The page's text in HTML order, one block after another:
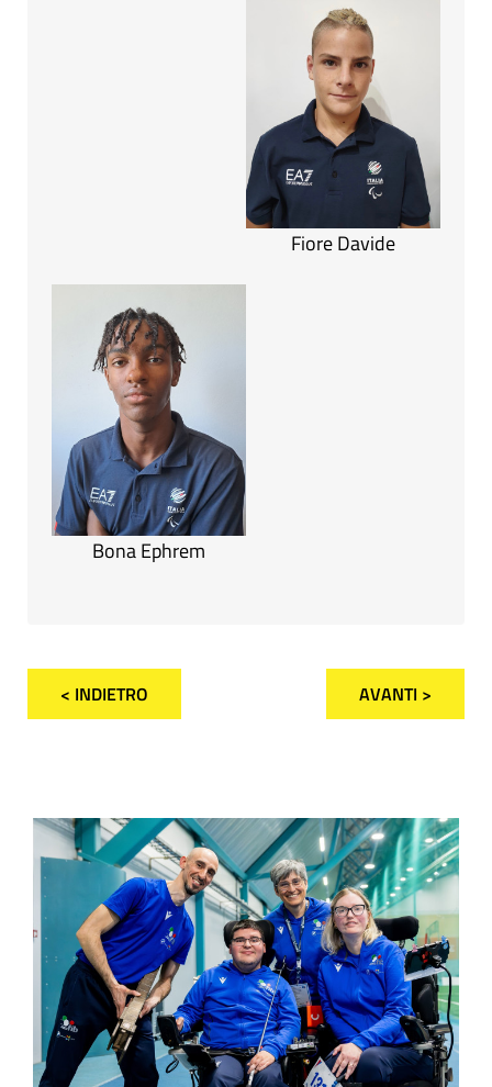
Fiore Davide
Bona Ephrem
< INDIETRO AVANTI >